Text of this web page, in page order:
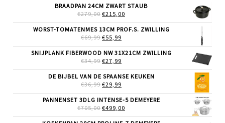
WAS:
€189,00.
IS:
BRAADPAN 24CM ZWART STAUB
€279,00 OORSPRONKELIJKE
WAS:
€279,00.
€215,00
IS:
WORST-TOMATENMES 13CM PROF.S. ZWILLING
€69,99 OORSPRONKELIJKE
WAS:
€69,99.
€55,99
IS:
SNIJPLANK FIBERWOOD NW 31X21CM ZWILLING
€34,99 OORSPRONKELIJKE
WAS:
€34,99.
€27,99
IS:
DE BIJBEL VAN DE SPAANSE KEUKEN
€36,99 OORSPRONKELIJKE
WAS:
€36,99.
€29,99
IS:
€29,99.
PANNENSET 3DLG INTENSE-5 DEMEYERE
€705,00 OORSPRONKELIJKE
€499,00